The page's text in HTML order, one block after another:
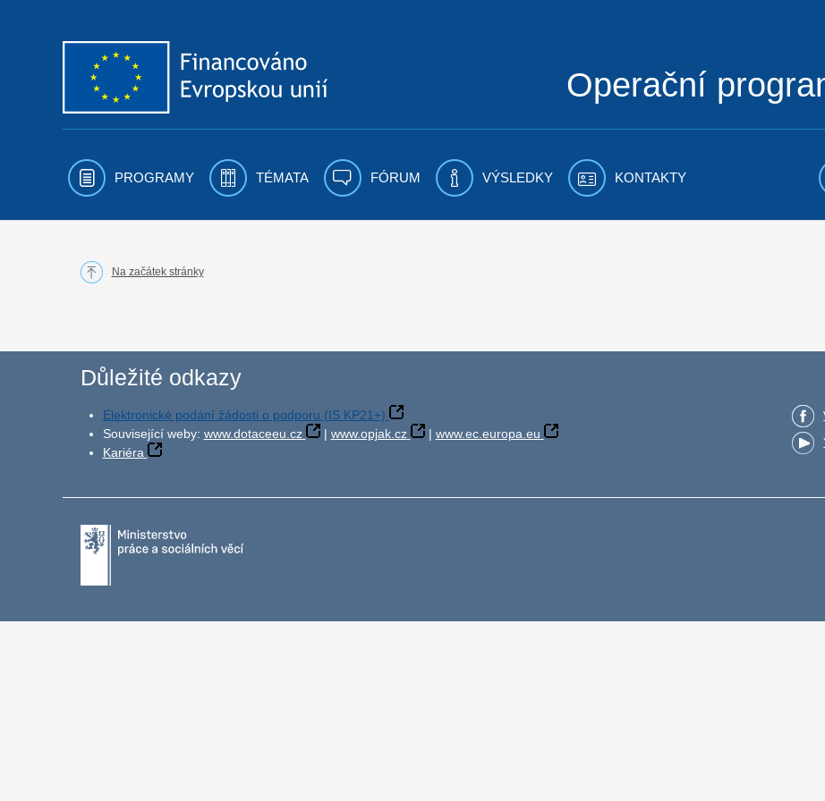
Operační
PROGRAMY TÉMATA FÓRUM VÝSLEDKY KONTAKTY
Na začátek stránky
Důležité odkazy
Elektronické podání žádosti o podporu (IS KP21+)
Související weby: www.dotaceeu.cz | www.opjak.cz | www.ec.europa.eu
Kariéra